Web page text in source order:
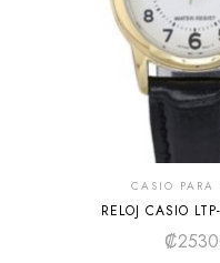
CASIO PARA
RELOJ CASIO
₡